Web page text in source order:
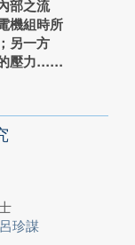
部之流
機組時所
另一方
壓力...
呂珍謀